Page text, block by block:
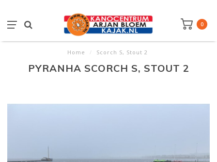
0
Home / Scorch S, Stout 2
PYRANHA SCORCH S, STOUT 2